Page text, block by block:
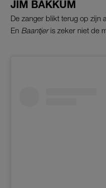
JIM BAKKUM
De zanger blikt terug op zijn
En Baantjeris zeker niet de